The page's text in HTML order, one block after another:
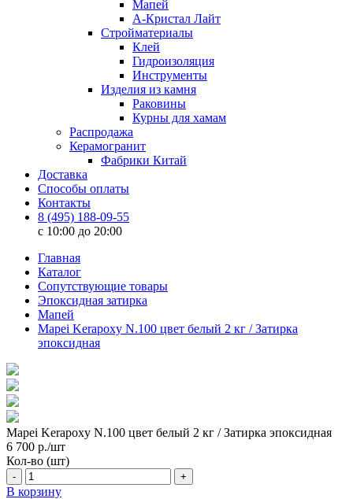
Мапей
А-Кристал Лайт
Стройматериалы
Клей
Гидроизоляция
Инструменты
Изделия из камня
Раковины
Курны для хамам
Распродажа
Керамогранит
Фабрики Китай
Доставка
Способы оплаты
Контакты
8 (495) 188-09-55
c 10:00 до 20:00
Главная
Каталог
Сопутствующие товары
Эпоксидная затирка
Мапей
Mapei Kerapoxy N.100 цвет белый 2 кг / Затирка
эпоксидная
Mapei Kerapoxy N.100 цвет белый 2 кг / Затирка эпоксидная
6 700 р./шт
Кол-во (шт)
- +
В корзину